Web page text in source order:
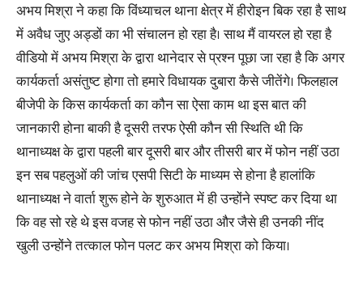
अभय मिश्रा ने कहा कि विंध्याचल थाना क्षेत्र में हीरोइन बिक रहा है साथ
में अवैध जुए अड्डों का भी संचालन हो रहा है। साथ मैं वायरल हो रहा है
वीडियो में अभय मिश्रा के द्वारा थानेदार से प्रश्न पूछा जा रहा है कि अगर
कार्यकर्ता असंतुष्ट होगा तो हमारे विधायक दुबारा कैसे जीतेंगे। फिलहाल
बीजेपी के किस कार्यकर्ता का कौन सा ऐसा काम था इस बात की
जानकारी होना बाकी है दूसरी तरफ ऐसी कौन सी स्थिति थी कि
थानाध्यक्ष के द्वारा पहली बार दूसरी बार और तीसरी बार में फोन नहीं उठा
इन सब पहलुओं की जांच एसपी सिटी के माध्यम से होना है हालांकि
थानाध्यक्ष ने वार्ता शुरू होने के शुरुआत में ही उन्होंने स्पष्ट कर दिया था
कि वह सो रहे थे इस वजह से फोन नहीं उठा और जैसे ही उनकी नींद
खुली उन्होंने तत्काल फोन पलट कर अभय मिश्रा को किया।